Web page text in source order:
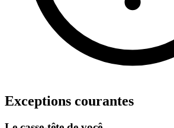
Exceptions courantes